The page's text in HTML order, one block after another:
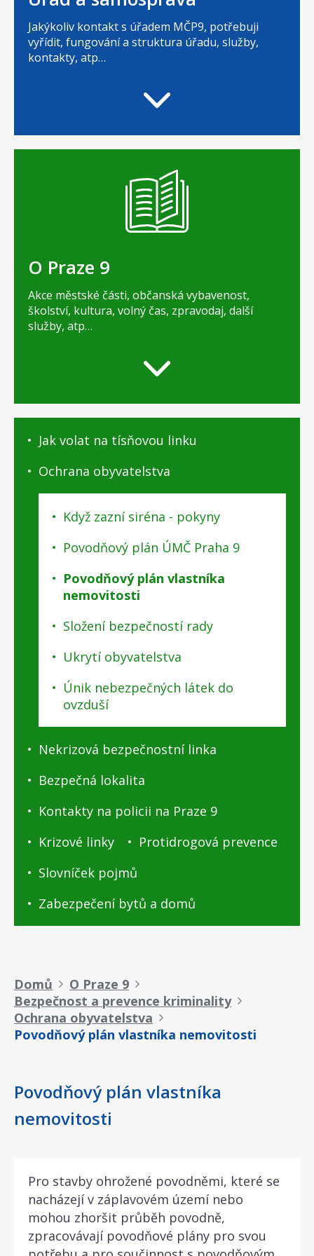
Jakýkoliv kontakt s úřadem MČP9, potřebuji
vyřídit, fungování a struktura úřadu, služby,
kontakty, atp…
O Praze 9
Akce městské části, občanská vybavenost,
školství, kultura, volný čas, zpravodaj, další
služby, atp…
Praze
podstránky
Jak volat na tísňovou linku
Ochrana obyvatelstva
Když zazní siréna - pokyny
Povodňový plán ÚMČ Praha 9
Povodňový plán vlastníka
nemovitosti
Složení bezpečností rady
Ukrytí obyvatelstva
Únik nebezpečných látek do
ovzduší
Nekrizová bezpečnostní linka
Bezpečná lokalita
Kontakty na policii na Praze 9
Krizové linky
Protidrogová prevence
Slovníček pojmů
Zabezpečení bytů a domů
Drobečková
navigace
Domů
O Praze 9
Bezpečnost a prevence kriminality
Ochrana obyvatelstva
Povodňový plán vlastníka nemovitosti
Povodňový plán vlastníka
nemovitosti
Pro stavby ohrožené povodněmi, které se
nacházejí v záplavovém území nebo
mohou zhoršit průběh povodně,
zpracovávají povodňové plány pro svou